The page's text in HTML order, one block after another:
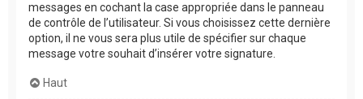
messages en cochant la case appropriée dans le panneau
de contrôle de l’utilisateur. Si vous choisissez cette dernière
option, il ne vous sera plus utile de spécifier sur chaque
message votre souhait d’insérer votre signature.
Haut